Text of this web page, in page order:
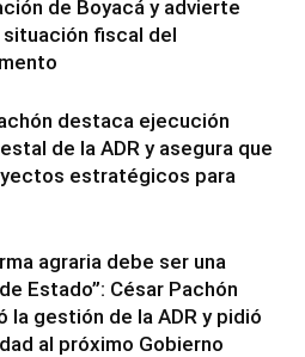
de Boyacá y advierte
situación fiscal del
destaca ejecución
de la ADR y asegura que
estratégicos para
agraria debe ser una
Estado”: César Pachón
la gestión de la ADR y pidió
al próximo Gobierno